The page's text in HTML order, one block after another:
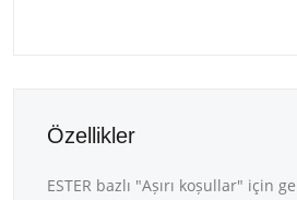
Özellikler
ESTER bazlı "Așırı koșullar" için